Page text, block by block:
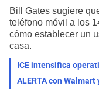
Bill Gates sugiere
teléfono móvil a los
cómo establecer un
casa.